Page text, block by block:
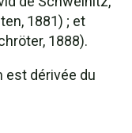
1881) ; et
1888).
est dérivée du